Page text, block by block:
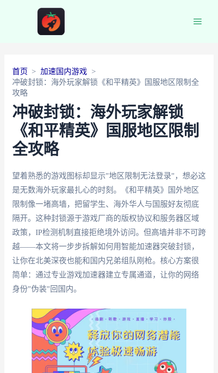
首页
加速国内游戏
冲破封锁：海外玩家解锁《和平精英》国服地区限制全
攻略
冲破封锁：海外玩家解锁
《和平精英》国服地区限制
全攻略
望着熟悉的游戏图标却显示"地区限制无法登录"，想必这
是无数海外玩家最扎心的时刻。《和平精英》国外地区
限制像一堵高墙，把留学生、海外华人与国服好友彻底
隔开。这种封锁源于游戏厂商的版权协议和服务器区域
政策，IP检测机制直接拒绝境外访问。但高墙并非不可跨
越——本文将一步步拆解如何用智能加速器突破封锁，
让你在北美深夜也能和国内兄弟组队刚枪。核心方案很
简单：通过专业游戏加速器建立专属通道，让你的网络
身份"伪装"回国内。